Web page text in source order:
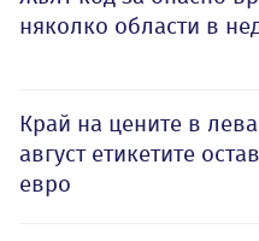
няколко области в
Край на цените в
август етикетите
евро